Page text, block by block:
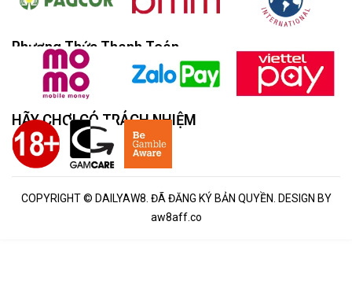
Phương Thức Thanh Toán
HÃY CHƠI CÓ TRÁCH NHIỆM
COPYRIGHT © DAILYAW8. ĐÃ ĐĂNG KÝ BẢN QUYỀN. DESIGN BY
aw8aff.co